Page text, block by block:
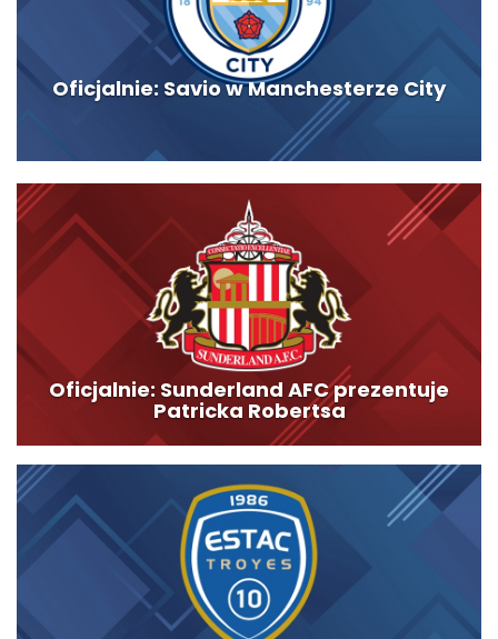
Oficjalnie: Savio w Manchesterze City
Oficjalnie: Sunderland AFC prezentuje
Patricka Robertsa